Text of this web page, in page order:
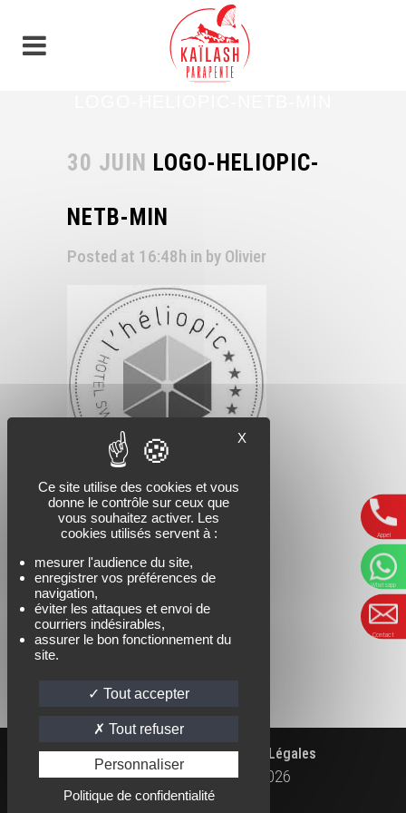
30 JUIN LOGO-HELIOPIC-
NETB-MIN
Posted at 16:48h in by Olivier
Accueil|Contact|Mentions Légales
Kaïlash Parapente Ⓒ 2026
WHATSAPP
FACEBOOK
INSTAGRAM
Appel
Whatsapp
Contact
Panneau de gestion des cookies
X
Ce site utilise des cookies et vous
donne le contrôle sur ceux que
vous souhaitez activer. Les
cookies utilisés servent à :
mesurer l'audience du site,
enregistrer vos préférences de
navigation,
éviter les attaques et envoi de
courriers indésirables,
assurer le bon fonctionnement du
site.
Tout accepter
Tout refuser
Personnaliser
Politique de confidentialité